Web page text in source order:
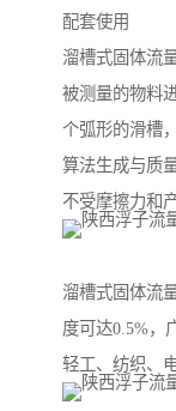
配套使用
溜槽式固体流
被测量的物料
个弧形的滑槽
算法生成与质
不受摩擦力和
溜槽式固体流
度可达0.5%，
轻工、纺织、